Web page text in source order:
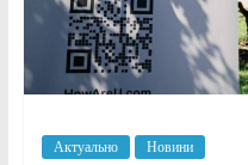
Актуально Новини